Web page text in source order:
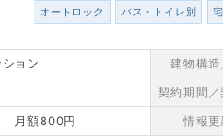
オートロック バス・トイレ別
ョン 建物構造
契約期間
月額800円 情報更